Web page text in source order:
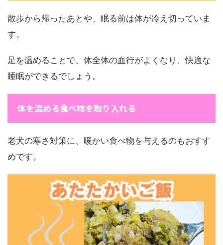
散歩から帰ったあとや、眠る前は体が冷え切っていま
す。
足を温めることで、体全体の血行がよくなり、快適な
睡眠ができるでしょう。
体を温める食べ物を取り入れる
老犬の寒さ対策に、暖かい食べ物を与えるのもおすす
めです。